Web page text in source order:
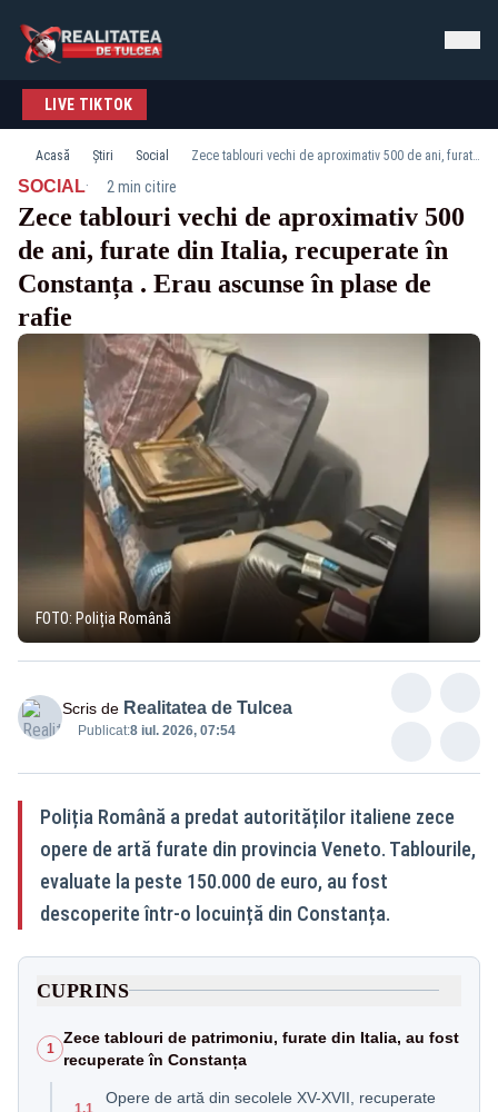
LIVE TIKTOK
Acasă Știri Social Zece tablouri vechi de aproximativ 500 de ani, furate din Italia, recuperate în Constanța . Erau ascunse în plase de rafie
SOCIAL· 2 min citire
Zece tablouri vechi de aproximativ 500
de ani, furate din Italia, recuperate în
Constanța . Erau ascunse în plase de
rafie
FOTO: Poliția Română
Scris de Realitatea de Tulcea
Publicat:8 iul. 2026, 07:54
Poliția Română a predat autorităților italiene zece
opere de artă furate din provincia Veneto. Tablourile,
evaluate la peste 150.000 de euro, au fost
descoperite într-o locuință din Constanța.
CUPRINS
1
Zece tablouri de patrimoniu, furate din Italia, au fost
recuperate în Constanța
1.1
Opere de artă din secolele XV-XVII, recuperate